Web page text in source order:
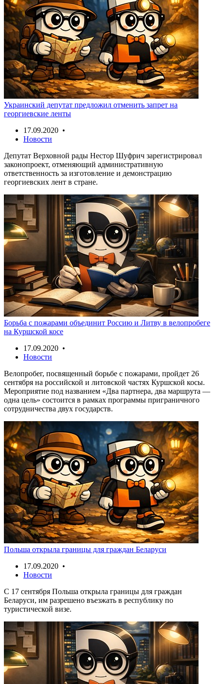
Украинский депутат предложил отменить запрет на
георгиевские ленты
17.09.2020 •
Новости
Депутат Верховной рады Нестор Шуфрич зарегистрировал
законопроект, отменяющий административную
ответственность за изготовление и демонстрацию
георгиевских лент в стране.
Борьба с пожарами объединит Россию и Литву в велопробеге
на Куршской косе
17.09.2020 •
Новости
Велопробег, посвященный борьбе с пожарами, пройдет 26
сентября на российской и литовской частях Куршской косы.
Мероприятие под названием «Два партнера, два маршрута —
одна цель» состоится в рамках программы приграничного
сотрудничества двух государств.
Польша открыла границы для граждан Беларуси
17.09.2020 •
Новости
С 17 сентября Польша открыла границы для граждан
Беларуси, им разрешено въезжать в республику по
туристической визе.